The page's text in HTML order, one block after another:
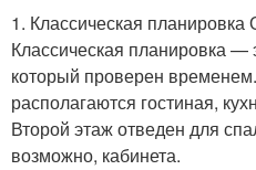
1. Классическая планировка
Классическая планировка
который проверен
располагаются гостиная,
Второй этаж отведен для
возможно, кабинета.